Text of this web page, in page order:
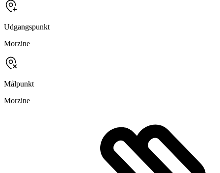
Udgangspunkt
Morzine
Målpunkt
Morzine